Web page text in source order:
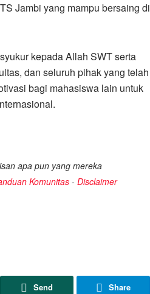
Jambi yang mampu bersaing di
kepada Allah SWT serta
dan seluruh pihak yang telah
bagi mahasiswa lain untuk
apa pun yang mereka
Komunitas- Disclaimer
Send Share